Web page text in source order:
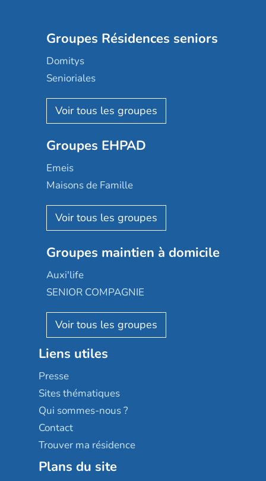
Groupes Résidences seniors
Domitys
Senioriales
Nohée
Les Résidentiels
Mobicap
Domusvi
Happy Senior
Aquarelia
Nexity edenea
Les jardins d'Arcadie
Occitalia
Appartseniors
Reseda
Stella management
Les villages d'or
Sérénys
Résidences services Villa Médicis
Groupes EHPAD
Emeis
Maisons de Famille
Korian
Emera
Groupe SOS
Le Noble Âge
Almage
Résidalya
Groupe aplus
Groupes maintien à domicile
Auxi'life
SENIOR COMPAGNIE
AGE D'OR Services
Liens utiles
Presse
Sites thématiques
Qui sommes-nous ?
Contact
Trouver ma résidence
Plans du site